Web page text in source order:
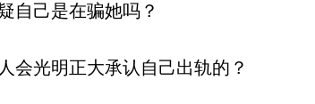
自己是在骗她吗？
光明正大承认自己出轨的？